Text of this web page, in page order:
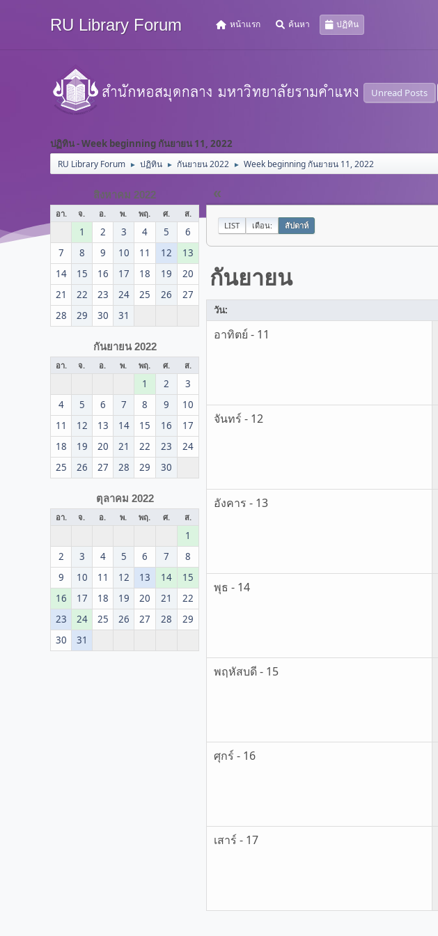
RU Library Forum หน้าแรก ค้นหา ปฏิทิน
Unread Posts
ปฏิทิน - Week beginning กันยายน 11, 2022
RU Library Forum ► ปฏิทิน ► กันยายน 2022 ► Week beginning กันยายน 11, 2022
สิงหาคม 2022
อา. จ. อ. พ. พฤ. ศ. ส.
1 2 3 4 5
6
7
8 9 10 11 12
13
14
15 16 17 18 19
20
21
22 23 24 25 26
27
28
29 30 31
กันยายน 2022
อา. จ. อ. พ. พฤ. ศ. ส.
1 2
3
4
5 6 7 8 9
10
11
12 13 14 15 16
17
18
19 20 21 22 23
24
25
26 27 28 29 30
ตุลาคม 2022
อา. จ. อ. พ. พฤ. ศ. ส.
1
2
3 4 5 6 7
8
9
10 11 12 13 14
15
16
17 18 19 20 21
22
23
24 25 26 27 28
29
30
31
«
LIST เดือน: สัปดาห์
กันยายน
วัน:
อาทิตย์ - 11
จันทร์ - 12
อังคาร - 13
พุธ - 14
พฤหัสบดี - 15
ศุกร์ - 16
เสาร์ - 17